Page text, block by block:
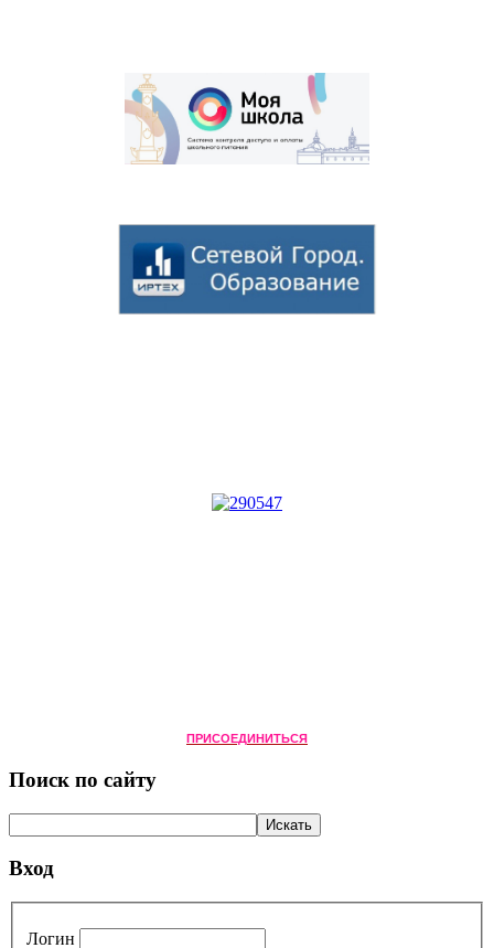
ПРИСОЕДИНИТЬСЯ
Поиск по сайту
Вход
Логин